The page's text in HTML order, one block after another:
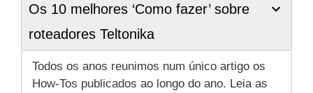
Os 10 melhores ‘Como fazer’ sobre
roteadores Teltonika
Todos os anos reunimos num único artigo os
How-Tos publicados ao longo do ano. Leia as